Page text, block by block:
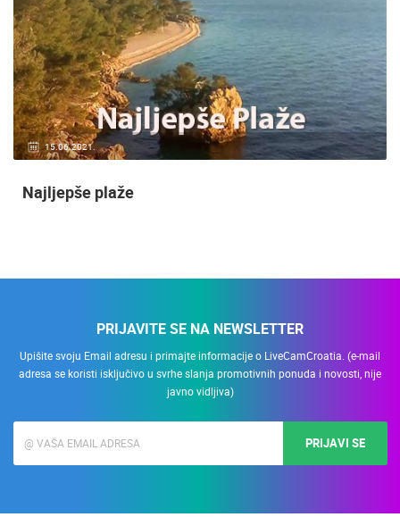
15.06.2021.
Najljepše plaže
PRIJAVITE SE NA NEWSLETTER
Upišite svoju Email adresu i primajte informacije o LiveCamCroatia. (e-mail
adresa se koristi isključivo u svrhe slanja promotivnih ponuda i novosti, nije
javno vidljiva)
PRIJAVI SE